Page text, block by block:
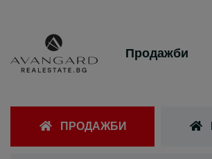
Продажби
ПРОДАЖБИ